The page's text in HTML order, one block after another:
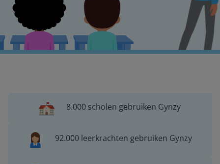
8.000 scholen gebruiken Gynzy
92.000 leerkrachten gebruiken Gynzy